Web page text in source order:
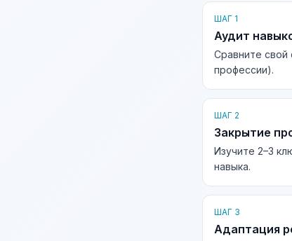
ШАГ 1
Аудит
Сравните свой
профессии).
ШАГ 2
Закрытие
Изучите 2–3
навыка.
ШАГ 3
Адаптация